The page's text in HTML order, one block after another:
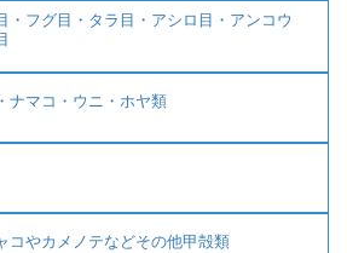
・フグ目・タラ目・アシロ目・アンコウ
ナマコ・ウニ・ホヤ類
コやカメノテなどその他甲殻類